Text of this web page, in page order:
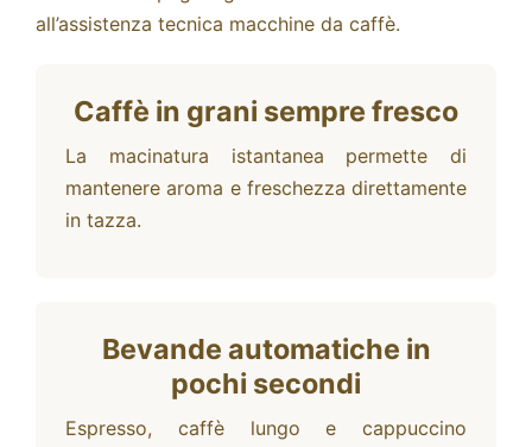
all’assistenza tecnica macchine da caffè.
Caffè in grani sempre fresco
La macinatura istantanea permette di
mantenere aroma e freschezza direttamente
in tazza.
Bevande automatiche in
pochi secondi
Espresso, caffè lungo e cappuccino